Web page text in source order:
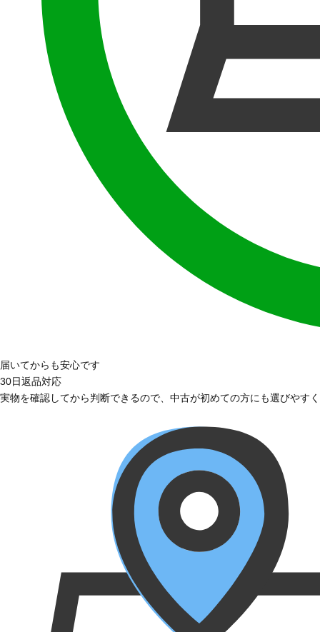
届いてからも安心です
30日返品対応
実物を確認してから判断できるので、中古が初めての方にも選びやす